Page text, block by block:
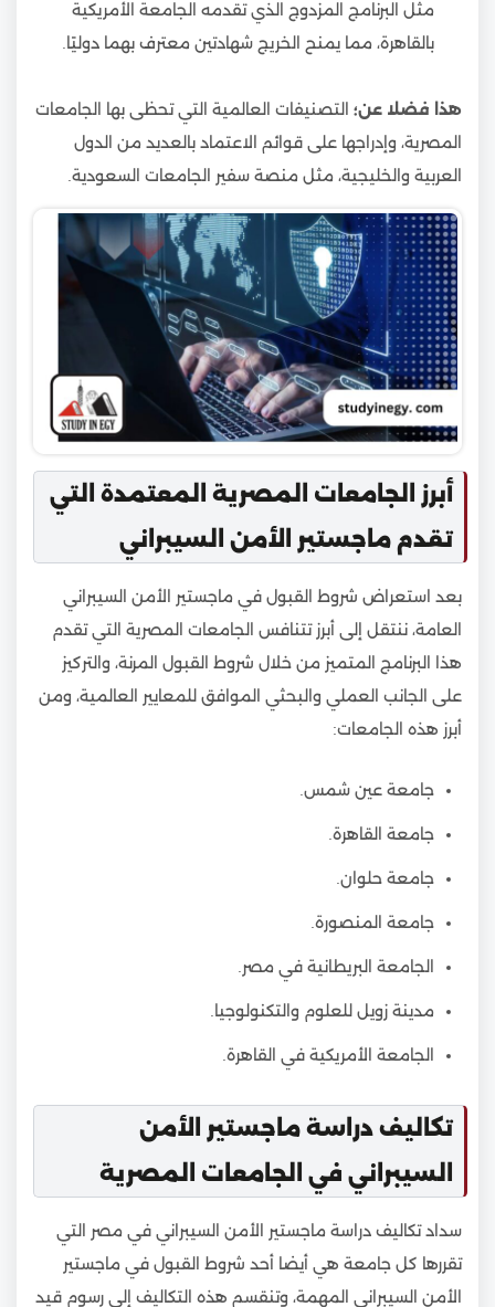
مثل البرنامج المزدوج الذي تقدمه الجامعة الأمريكية
بالقاهرة، مما يمنح الخريج شهادتين معترف بهما دوليًا.
هذا فضلا عن؛ التصنيفات العالمية التي تحظى بها الجامعات
المصرية، وإدراجها على قوائم الاعتماد بالعديد من الدول
العربية والخليجية، مثل منصة سفير الجامعات السعودية.
أبرز الجامعات المصرية المعتمدة التي
تقدم ماجستير الأمن السيبراني
بعد استعراض شروط القبول في ماجستير الأمن السيبراني
العامة، ننتقل إلى أبرز تتنافس الجامعات المصرية التي تقدم
هذا البرنامج المتميز من خلال شروط القبول المرنة، والتركيز
على الجانب العملي والبحثي الموافق للمعايير العالمية، ومن
أبرز هذه الجامعات:
جامعة عين شمس.
جامعة القاهرة.
جامعة حلوان.
جامعة المنصورة.
الجامعة البريطانية في مصر.
مدينة زويل للعلوم والتكنولوجيا.
الجامعة الأمريكية في القاهرة.
تكاليف دراسة ماجستير الأمن
السيبراني في الجامعات المصرية
سداد تكاليف دراسة ماجستير الأمن السيبراني في مصر التي
تقررها كل جامعة هي أيضا أحد شروط القبول في ماجستير
الأمن السيبراني المهمة، وتنقسم هذه التكاليف إلى رسوم قيد